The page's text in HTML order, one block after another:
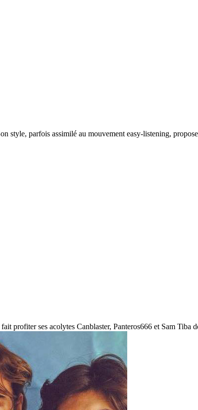
style, parfois assimilé au mouvement easy-listening,
profiter ses acolytes Canblaster, Panteros666 et Sam Tiba